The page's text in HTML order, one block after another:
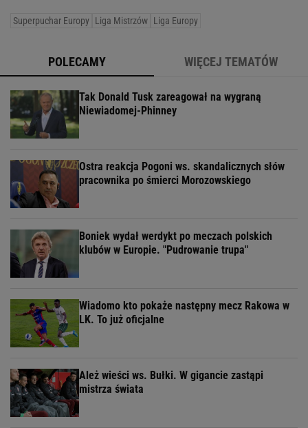
Superpuchar Europy Liga Mistrzów Liga Europy
POLECAMY WIĘCEJ TEMATÓW
Tak Donald Tusk zareagował na wygraną
Niewiadomej-Phinney
Ostra reakcja Pogoni ws. skandalicznych słów
pracownika po śmierci Morozowskiego
Boniek wydał werdykt po meczach polskich
klubów w Europie. "Pudrowanie trupa"
Wiadomo kto pokaże następny mecz Rakowa w
LK. To już oficjalne
Ależ wieści ws. Bułki. W gigancie zastąpi
mistrza świata